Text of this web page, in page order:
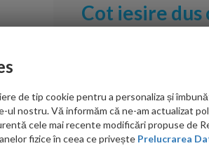
Cot iesire
Hansgrohe
PRP: 315.00 RON
202.00 RON
Ati gasit in alta
de tip cookie pentru a personaliza și
ul nostru. Vă informăm că ne-am actualizat
cele mai recente modificări propuse de
fizice în ceea ce privește Prelucrarea